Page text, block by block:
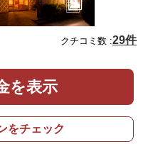
クチコミ数 :29件
を表示
をチェック